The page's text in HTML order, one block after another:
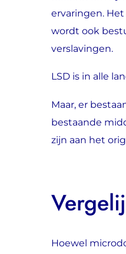
ervaringen.
wordt ook
verslavingen.
LSD is in alle
Maar, er
bestaande
zijn aan het
Hoewel